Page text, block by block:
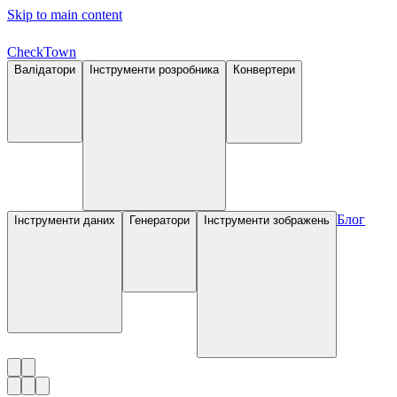
Skip to main content
CheckTown
Валідатори Інструменти розробника Конвертери
Інструменти даних Генератори Інструменти зображень Блог